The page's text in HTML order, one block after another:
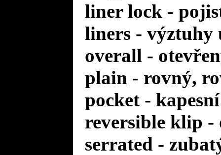
liner lock -
liners -
overall -
plain - rovný,
pocket - kapesní
reversible klip
serrated -